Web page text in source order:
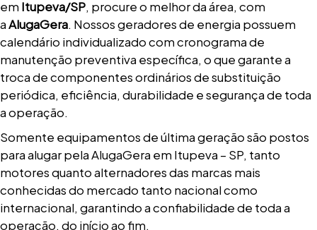
em Itupeva/SP, procure o melhor da área, com
aAlugaGera. Nossos geradores de energia possuem
calendário individualizado com cronograma de
manutenção preventiva específica, o que garante a
troca de componentes ordinários de substituição
periódica, eficiência, durabilidade e segurança de toda
a operação.
Somente equipamentos de última geração são postos
para alugar pela AlugaGera em Itupeva – SP, tanto
motores quanto alternadores das marcas mais
conhecidas do mercado tanto nacional como
internacional, garantindo a confiabilidade de toda a
operação, do início ao fim.